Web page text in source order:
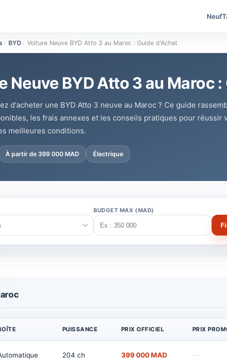
Neuf
› BYD › Voiture Neuve BYD Atto 3 au Maroc : Guide d'Achat
Neuve BYD Atto 3 au Maroc
d'acheter une BYD Atto 3 neuve au Maroc ? Ce guide
les frais annexes et les conseils pratiques pour réussir
meilleures conditions.
À partir de 399 000 MAD Électrique
BUDGET MAX (MAD)
PUISSANCE PRIX OFFICIEL PRIX
204 ch 399 000 MAD —